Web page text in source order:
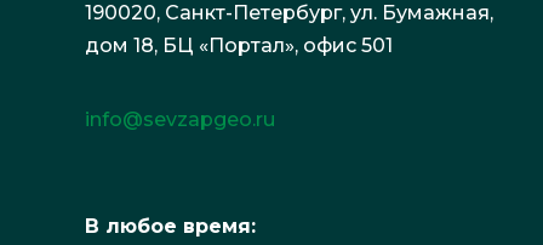
190020, Санкт-Петербург, ул. Бумажная,
дом 18, БЦ «Портал», офис 501
info@sevzapgeo.ru
В любое время: